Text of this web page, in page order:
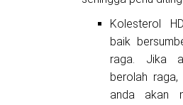
Kolesterol
baik
raga. Jika
berolah
anda akan